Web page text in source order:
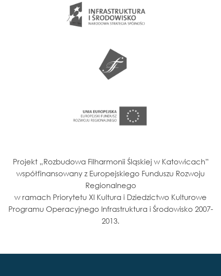
Projekt „Rozbudowa Filharmonii Śląskiej w Katowicach”
współfinansowany z Europejskiego Funduszu Rozwoju
Regionalnego
w ramach Priorytetu XI Kultura i Dziedzictwo Kulturowe
Programu Operacyjnego Infrastruktura i Środowisko 2007-
2013.